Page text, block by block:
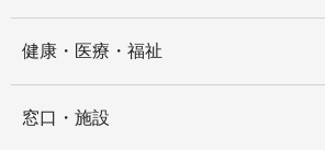
健康・医療・福祉
窓口・施設